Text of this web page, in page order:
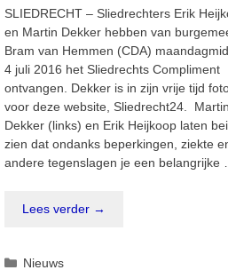
SLIEDRECHT – Sliedrechters Erik
en Martin Dekker hebben van
Bram van Hemmen (CDA)
4 juli 2016 het Sliedrechts Compliment
ontvangen. Dekker is in zijn vrije tijd
voor deze website, Sliedrecht24. Martin
Dekker (links) en Erik Heijkoop laten
zien dat ondanks beperkingen, ziekte
andere tegenslagen je een belangrijke
Lees verder →
Categorieën
Nieuws